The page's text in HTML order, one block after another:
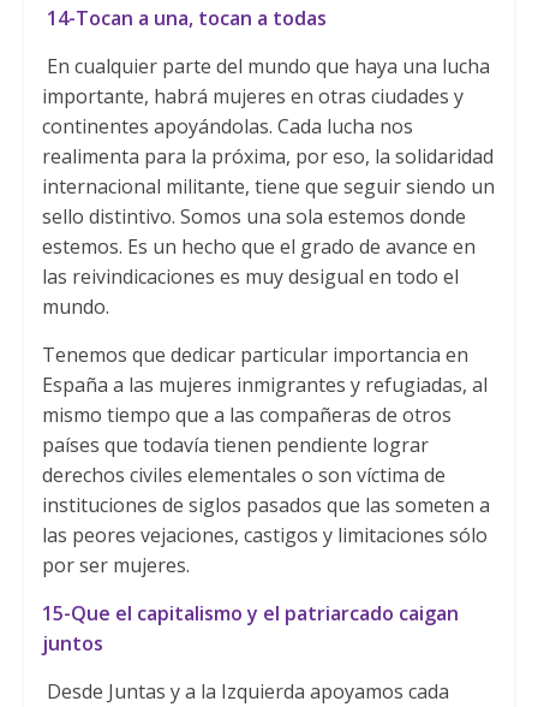
14-Tocan a una, tocan a todas
En cualquier parte del mundo que haya una lucha
importante, habrá mujeres en otras ciudades y
continentes apoyándolas. Cada lucha nos
realimenta para la próxima, por eso, la solidaridad
internacional militante, tiene que seguir siendo un
sello distintivo. Somos una sola estemos donde
estemos. Es un hecho que el grado de avance en
las reivindicaciones es muy desigual en todo el
mundo.
Tenemos que dedicar particular importancia en
España a las mujeres inmigrantes y refugiadas, al
mismo tiempo que a las compañeras de otros
países que todavía tienen pendiente lograr
derechos civiles elementales o son víctima de
instituciones de siglos pasados que las someten a
las peores vejaciones, castigos y limitaciones sólo
por ser mujeres.
15-Que el capitalismo y el patriarcado caigan
juntos
Desde Juntas y a la Izquierda apoyamos cada